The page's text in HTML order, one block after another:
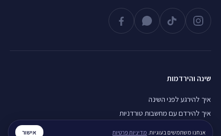
שינה והירדמות
איך להירגע לפני השינה
איך להירדם עם מחשבות טורדניות
חוסר שינה כרוני, מה עושים
אנחנו משתמשים בעוגיות. מדיניות פרטיות אישור